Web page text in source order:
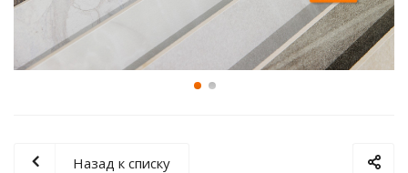
Назад к списку